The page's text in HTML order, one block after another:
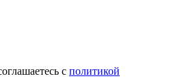
с политикой